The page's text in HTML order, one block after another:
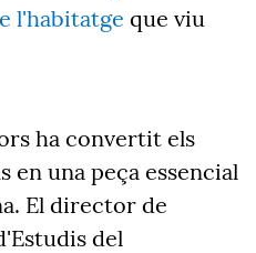
l'habitatge que viu
ha convertit els
en una peça essencial
El director de
del